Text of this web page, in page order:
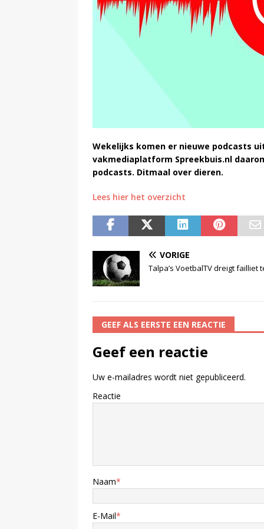
Wekelijks komen er nieuwe podcasts
vakmediaplatform Spreekbuis.nl
podcasts. Ditmaal over dieren.
Lees hier het overzicht
VORIGE
Talpa’s VoetbalTV dreigt failliet
GEEF ALS EERSTE EEN REACTIE
Geef een reactie
Uw e-mailadres wordt niet gepubliceerd.
Reactie
Naam*
E-Mail*